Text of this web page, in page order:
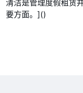
清洁是管理度假租赁
要方面。]()